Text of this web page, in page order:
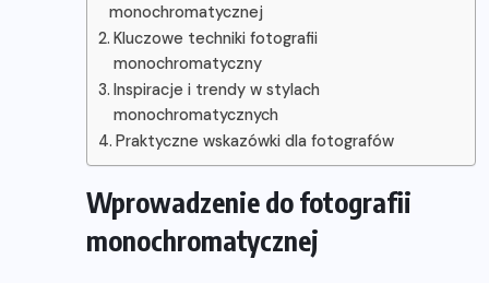
monochromatycznej
Kluczowe techniki fotografii
monochromatyczny
Inspiracje i trendy w stylach
monochromatycznych
Praktyczne wskazówki dla fotografów
Wprowadzenie do fotografii
monochromatycznej